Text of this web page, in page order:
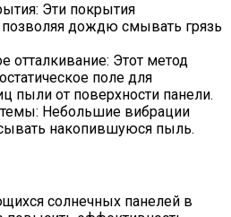
Эти покрытия
позволяя дождю смывать грязь
отталкивание: Этот метод
поле для
пыли от поверхности панели.
Небольшие вибрации
накопившуюся пыль.
солнечных панелей в